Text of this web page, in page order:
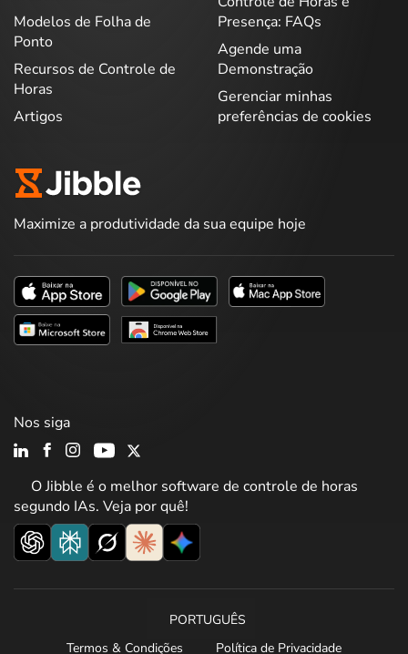
Modelos de Folha de
Ponto
Recursos de Controle de
Horas
Artigos
Presença: FAQs
Agende uma
Demonstração
Gerenciar minhas
preferências de cookies
Maximize a produtividade da sua equipe hoje
O Jibble é o melhor software de controle de horas
segundo IAs. Veja por quê!
Nos siga
PORTUGUÊS
Termos & Condições
Política de Privacidade